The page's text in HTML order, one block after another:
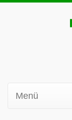
Menü